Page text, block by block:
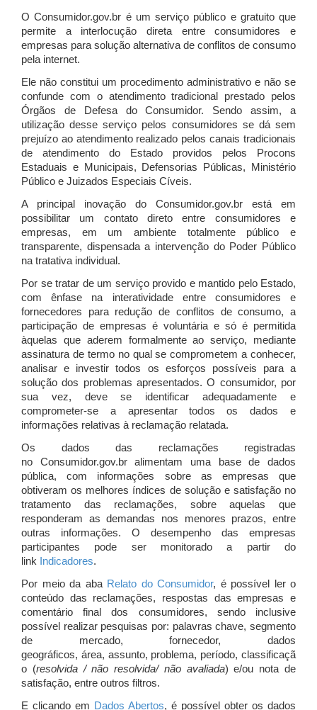
O Consumidor.gov.br é um serviço público e gratuito que
permite a interlocução direta entre consumidores e
empresas para solução alternativa de conflitos de consumo
pela internet.
Ele não constitui um procedimento administrativo e não se
confunde com o atendimento tradicional prestado pelos
Órgãos de Defesa do Consumidor. Sendo assim, a
utilização desse serviço pelos consumidores se dá sem
prejuízo ao atendimento realizado pelos canais tradicionais
de atendimento do Estado providos pelos Procons
Estaduais e Municipais, Defensorias Públicas, Ministério
Público e Juizados Especiais Cíveis.
A principal inovação do Consumidor.gov.br está em
possibilitar um contato direto entre consumidores e
empresas, em um ambiente totalmente público e
transparente, dispensada a intervenção do Poder Público
na tratativa individual.
Por se tratar de um serviço provido e mantido pelo Estado,
com ênfase na interatividade entre consumidores e
fornecedores para redução de conflitos de consumo, a
participação de empresas é voluntária e só é permitida
àquelas que aderem formalmente ao serviço, mediante
assinatura de termo no qual se comprometem a conhecer,
analisar e investir todos os esforços possíveis para a
solução dos problemas apresentados. O consumidor, por
sua vez, deve se identificar adequadamente e
comprometer-se a apresentar todos os dados e
informações relativas à reclamação relatada.
Os dados das reclamações registradas
no Consumidor.gov.br alimentam uma base de dados
pública, com informações sobre as empresas que
obtiveram os melhores índices de solução e satisfação no
tratamento das reclamações, sobre aquelas que
responderam as demandas nos menores prazos, entre
outras informações. O desempenho das empresas
participantes pode ser monitorado a partir do
link Indicadores.
Por meio da aba Relato do Consumidor, é possível ler o
conteúdo das reclamações, respostas das empresas e
comentário final dos consumidores, sendo inclusive
possível realizar pesquisas por: palavras chave, segmento
de mercado, fornecedor, dados
geográficos, área, assunto, problema, período, classificaçã
o (resolvida / não resolvida/ não avaliada) e/ou nota de
satisfação, entre outros filtros.
E clicando em Dados Abertos, é possível obter os dados